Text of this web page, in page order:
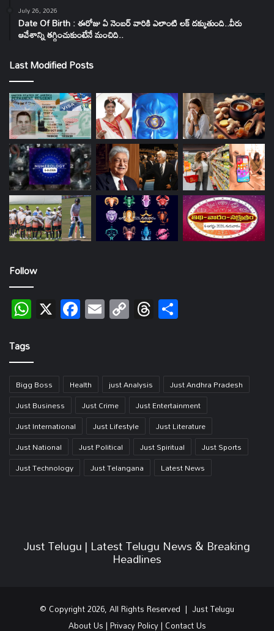
July 26, 2026
Date Of Birth : ఈరోజు ఏ నెంబర్ వారికి ఎలాంటి లక్ దక్కుతుంది..వీరు
ఆవేశాన్ని తగ్గించుకుంటేనే మంచిది..
Last Modified Posts
Follow
WhatsApp
X Facebook
EmailCopy
Link
Threads
Tags
Bigg Boss Health just Analysis
Just Andhra Pradesh
Just Business
Just Crime
Just Entertainment
Just International
Just Lifestyle
Just Literature
Just National
Just Political Just Spiritual
Just Sports
Just Technology
Just Telangana Latest News
Just Telugu | Latest Telugu News & Breaking
Headlines
© Copyright 2026, All Rights Reserved | Just Telugu
About Us|Privacy Policy| Contact Us